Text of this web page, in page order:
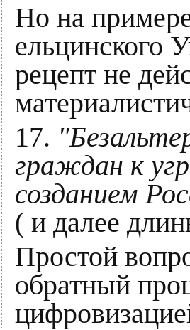
Но на
ельцинского
рецепт не
17.
граждан к
созданием
( и далее
Простой
обратный